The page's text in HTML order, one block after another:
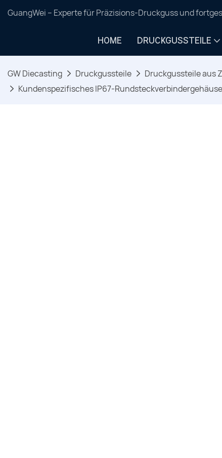
GuangWei – Experte für Präzisions-Druckguss und
HOME DRUCKGUSSTEILE
GW Diecasting Druckgussteile Druckgussteile aus
Kundenspezifisches IP67-